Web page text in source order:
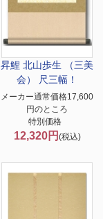
昇鯉 北山歩生 （三美
会） 尺三幅！
メーカー通常価格17,600
円のところ
特別価格
12,320円 (税込)